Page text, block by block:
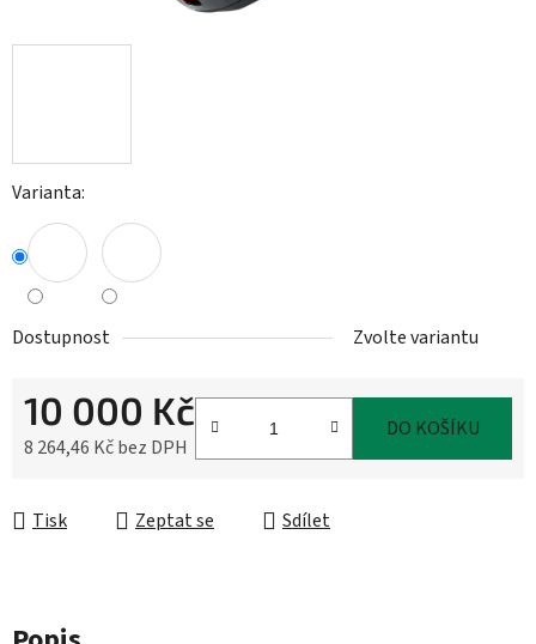
Varianta:
Dostupnost Zvolte variantu
10 000 Kč
8 264,46 Kč bez DPH
DO KOŠÍKU
Tisk Zeptat se Sdílet